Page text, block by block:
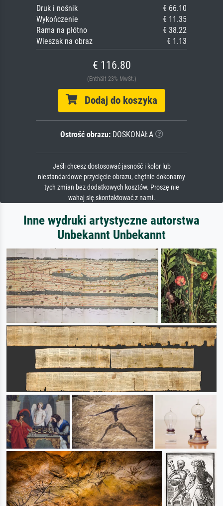
Druk i nośnik
€ 66.10
Wykończenie
€ 11.35
Rama na płótno
€ 38.22
Wieszak na obraz
€ 1.13
€ 116.80
(Enthält 23% MwSt.)
Dodaj do koszyka
Ostrość obrazu:DOSKONAŁA
Jeśli chcesz dostosować jasność i kolor lub
niestandardowe przycięcie obrazu, chętnie dokonamy
tych zmian bez dodatkowych kosztów. Proszę nie
wahaj się skontaktować z nami.
Inne wydruki artystyczne autorstwa
Unbekannt Unbekannt